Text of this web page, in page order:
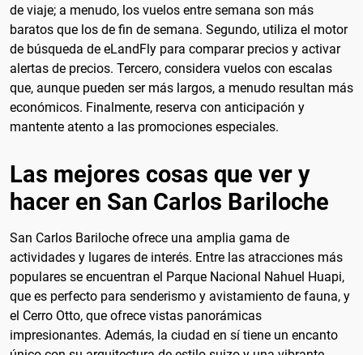
de viaje; a menudo, los vuelos entre semana son más
baratos que los de fin de semana. Segundo, utiliza el motor
de búsqueda de eLandFly para comparar precios y activar
alertas de precios. Tercero, considera vuelos con escalas
que, aunque pueden ser más largos, a menudo resultan más
económicos. Finalmente, reserva con anticipación y
mantente atento a las promociones especiales.
Las mejores cosas que ver y
hacer en San Carlos Bariloche
San Carlos Bariloche ofrece una amplia gama de
actividades y lugares de interés. Entre las atracciones más
populares se encuentran el Parque Nacional Nahuel Huapi,
que es perfecto para senderismo y avistamiento de fauna, y
el Cerro Otto, que ofrece vistas panorámicas
impresionantes. Además, la ciudad en sí tiene un encanto